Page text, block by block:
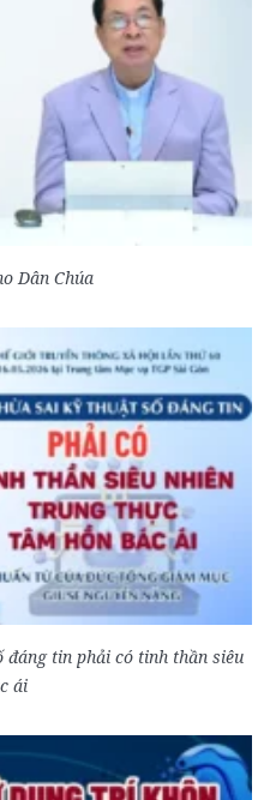
Dân Chúa
đáng tin phải có tinh thần siêu
ái